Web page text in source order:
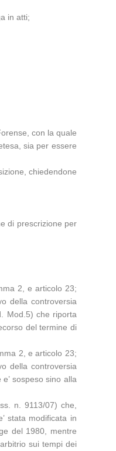
in atti;
con la quale
sia per essere
chiedendone
di prescrizione per
2, e articolo 23;
della controversia
Mod.5) che riporta
del termine di
2, e articolo 23;
della controversia
sospeso sino alla
n. 9113/07) che,
stata modificata in
del 1980, mentre
sui tempi dei